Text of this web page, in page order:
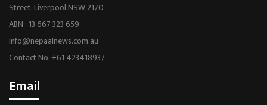
Street, Liverpool NSW 2170
ABN : 13 667 323 659
info@nepaalnews.com.au
Contact No. +61 423418937
Email